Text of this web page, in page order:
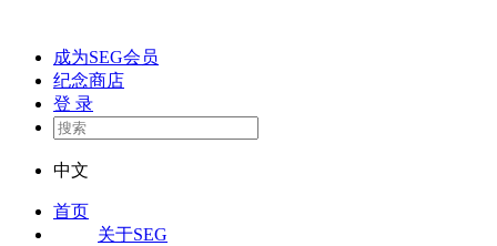
成为SEG会员
纪念商店
登 录
中文
首页
关于SEG